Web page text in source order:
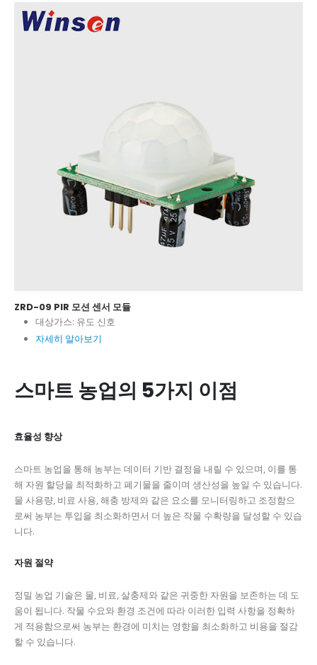
ZRD-09 PIR 모션 센서 모듈
대상가스: 유도 신호
자세히 알아보기
스마트 농업의 5가지 이점
효율성 향상
스마트 농업을 통해 농부는 데이터 기반 결정을 내릴 수 있으며, 이를 통
해 자원 할당을 최적화하고 폐기물을 줄이며 생산성을 높일 수 있습니다.
물 사용량, 비료 사용, 해충 방제와 같은 요소를 모니터링하고 조정함으
로써 농부는 투입을 최소화하면서 더 높은 작물 수확량을 달성할 수 있습
니다.
자원 절약
정밀 농업 기술은 물, 비료, 살충제와 같은 귀중한 자원을 보존하는 데 도
움이 됩니다. 작물 수요와 환경 조건에 따라 이러한 입력 사항을 정확하
게 적용함으로써 농부는 환경에 미치는 영향을 최소화하고 비용을 절감
할 수 있습니다.